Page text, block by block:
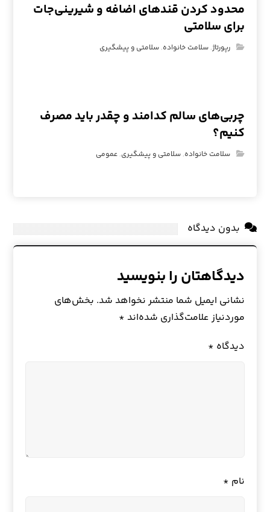
محدود کردن قندهای اضافه و شیرینی‌جات
برای سلامتی
رپورتاژ,سلامت خانواده,سلامتی و پیشگیری
چربی‌های سالم کدامند و چقدر باید مصرف
کنیم؟
سلامت خانواده,سلامتی و پیشگیری,عمومی
بدون دیدگاه
دیدگاهتان را بنویسید
نشانی ایمیل شما منتشر نخواهد شد. بخش‌های
موردنیاز علامت‌گذاری شده‌اند *
دیدگاه *
نام *